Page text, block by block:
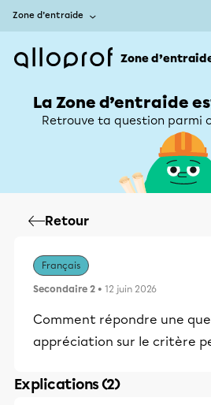
Zone d’entraide
Zone
La Zone d’entraide
Retrouve ta question parmi
Retour
Français
Secondaire 2 • 12 juin 2026
Comment répondre une
appréciation sur le critère
Explications (2)